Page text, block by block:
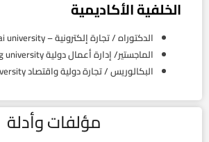
الخلفية الأكاديمية
الدكتوراه / تجارة إلكترونية – Nankai university سنة أخيرة
الماجستير/ إدارة أعمال دولية IMBA- Shandong university
البكالوريس / تجارة دولية واقتصاد Hunan university
مؤلفات وأدلة